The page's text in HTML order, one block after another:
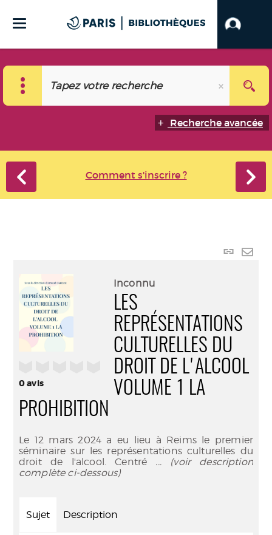
Recherche avancée
Comment s'inscrire ?
Lien
0avis
Inconnu
LES
REPRÉSENTATIONS
CULTURELLES DU
DROIT DE L'ALCOOL
VOLUME 1 LA
PROHIBITION
Le 12 mars 2024 a eu lieu à Reims le premier
séminaire sur les représentations culturelles du
droit de l'alcool. Centré ... (voir description
complète ci-dessous)
Sujet Description